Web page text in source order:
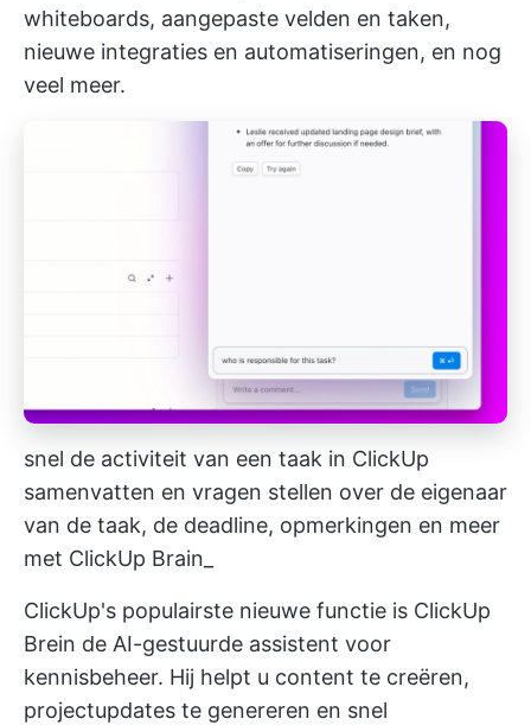
whiteboards, aangepaste velden en taken,
nieuwe integraties en automatiseringen, en nog
veel meer.
snel de activiteit van een taak in ClickUp
samenvatten en vragen stellen over de eigenaar
van de taak, de deadline, opmerkingen en meer
met ClickUp Brain_
ClickUp's populairste nieuwe functie is ClickUp
Brein de AI-gestuurde assistent voor
kennisbeheer. Hij helpt u content te creëren,
projectupdates te genereren en snel